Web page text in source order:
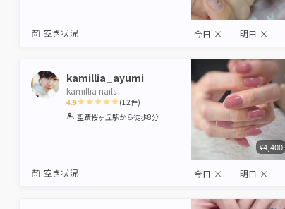
空き状況 今日 × 明日 ×
kamillia_ayumi
kamillia nails
4.9
1 2 3 4 5
(12件)
聖蹟桜ヶ丘駅から徒歩8分
¥4,400
空き状況 今日 × 明日 ×